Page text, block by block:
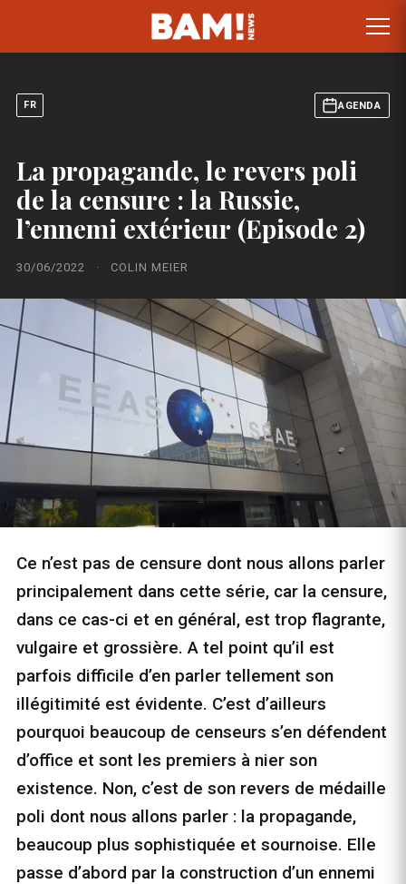
FR AGENDA
La propagande, le revers poli
de la censure : la Russie,
l’ennemi extérieur (Episode 2)
30/06/2022 · COLIN MEIER
Ce n’est pas de censure dont nous allons parler
principalement dans cette série, car la censure,
dans ce cas-ci et en général, est trop flagrante,
vulgaire et grossière. A tel point qu’il est
parfois difficile d’en parler tellement son
illégitimité est évidente. C’est d’ailleurs
pourquoi beaucoup de censeurs s’en défendent
d’office et sont les premiers à nier son
existence. Non, c’est de son revers de médaille
poli dont nous allons parler : la propagande,
beaucoup plus sophistiquée et sournoise. Elle
passe d’abord par la construction d’un ennemi